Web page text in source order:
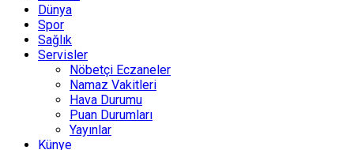
Dünya
Spor
Sağlık
Servisler
Nöbetçi Eczaneler
Namaz Vakitleri
Hava Durumu
Puan Durumları
Yayınlar
Künye